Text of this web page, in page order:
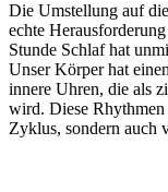
Die Umstellung auf
echte
Stunde Schlaf hat
Unser Körper hat
innere Uhren, die als
wird. Diese Rhythmen
Zyklus, sondern auch